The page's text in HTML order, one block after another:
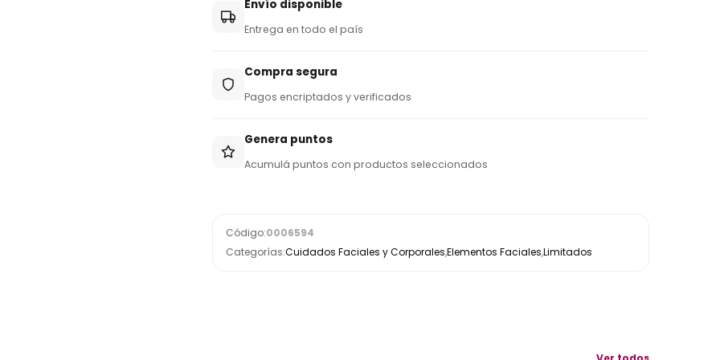
+
9
Envío disponible
Entrega en todo el país
Compra segura
Pagos encriptados y verificados
Genera puntos
Acumulá puntos con productos seleccionados
Código:0006594
Categorías:Cuidados Faciales y Corporales,Elementos Faciales,Limitados